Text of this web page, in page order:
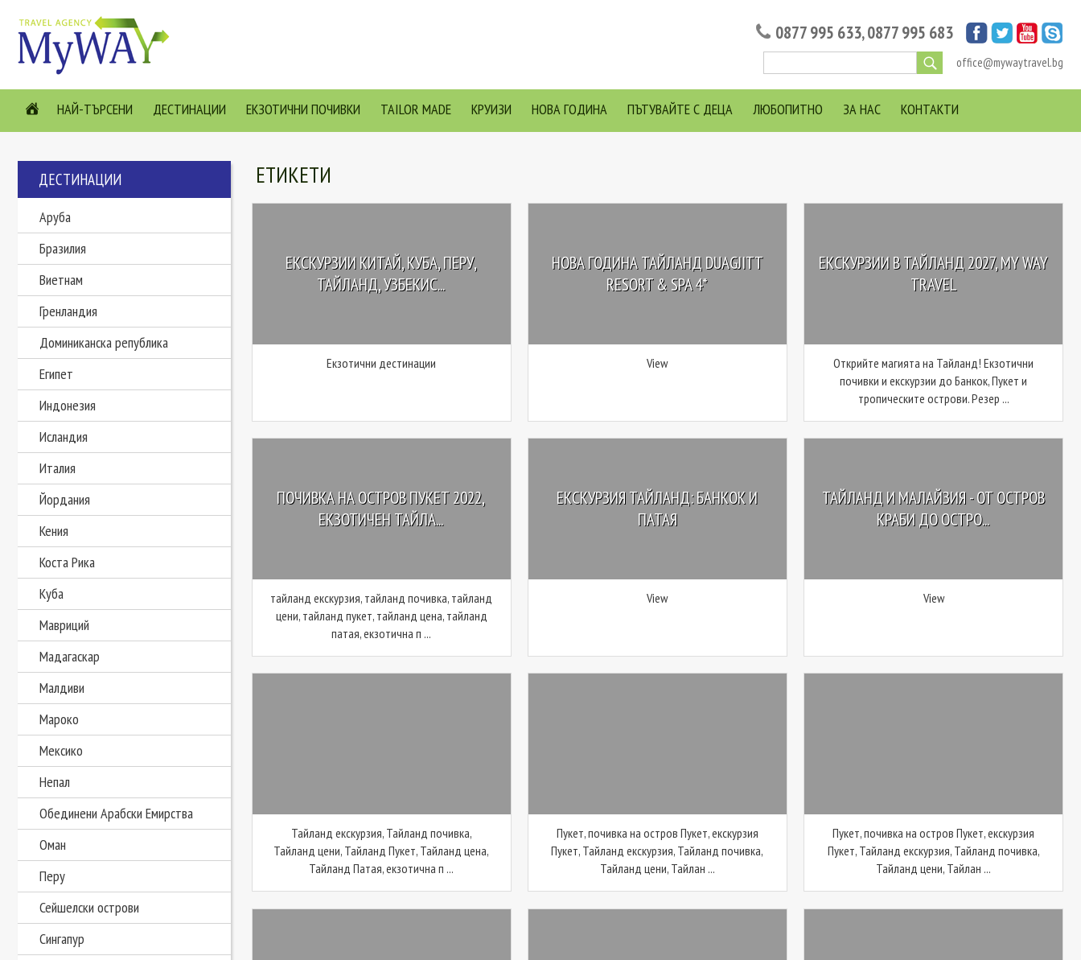
0877 995 633,0877 995 683
office@mywaytravel.bg
НАЙ-ТЪРСЕНИ ДЕСТИНАЦИИ ЕКЗОТИЧНИ ПОЧИВКИ TAILOR MADE КРУИЗИ НОВА ГОДИНА ПЪТУВАЙТЕ С ДЕЦА ЛЮБОПИТНО ЗА НАС КОНТАКТИ
ДЕСТИНАЦИИ
Аруба
Бразилия
Виетнам
Гренландия
Доминиканска република
Египет
Индонезия
Исландия
Италия
Йордания
Кения
Коста Рика
Куба
Мавриций
Мадагаскар
Малдиви
Мароко
Мексико
Непал
Обединени Арабски Емирства
Оман
Перу
Сейшелски острови
Сингапур
ЕТИКЕТИ
ЕКСКУРЗИИ КИТАЙ, КУБА, ПЕРУ,
ТАЙЛАНД, УЗБЕКИС...
Екзотични дестинации
НОВА ГОДИНА ТАЙЛАНД DUAGJITT
RESORT & SPA 4*
View
ЕКСКУРЗИИ В ТАЙЛАНД 2027, MY WAY
TRAVEL
Открийте магията на Тайланд! Екзотични
почивки и екскурзии до Банкок, Пукет и
тропическите острови. Резер ...
ПОЧИВКА НА ОСТРОВ ПУКЕТ 2022,
ЕКЗОТИЧЕН ТАЙЛА...
тайланд екскурзия, тайланд почивка, тайланд
цени, тайланд пукет, тайланд цена, тайланд
патая, екзотична п ...
ЕКСКУРЗИЯ ТАЙЛАНД: БАНКОК И
ПАТАЯ
View
ТАЙЛАНД И МАЛАЙЗИЯ - ОТ ОСТРОВ
КРАБИ ДО ОСТРО...
View
Тайланд екскурзия, Тайланд почивка,
Тайланд цени, Тайланд Пукет, Тайланд цена,
Тайланд Патая, екзотична п ...
Пукет, почивка на остров Пукет, екскурзия
Пукет, Тайланд екскурзия, Тайланд почивка,
Тайланд цени, Тайлан ...
Пукет, почивка на остров Пукет, екскурзия
Пукет, Тайланд екскурзия, Тайланд почивка,
Тайланд цени, Тайлан ...